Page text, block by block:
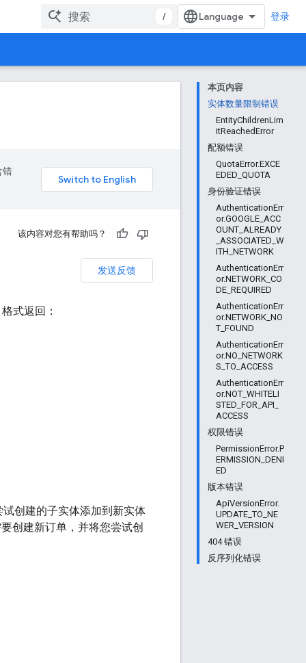
/ 登录
本页内容
实体数量限制错误
EntityChildrenLim
itReachedError
配额错误
QuotaError.EXCE
EDED_QUOTA
身份验证错误
AuthenticationErr
or.GOOGLE_ACC
OUNT_ALREADY
_ASSOCIATED_W
ITH_NETWORK
AuthenticationErr
or.NETWORK_CO
DE_REQUIRED
AuthenticationErr
or.NETWORK_NO
T_FOUND
AuthenticationErr
or.NO_NETWORK
S_TO_ACCESS
AuthenticationErr
or.NOT_WHITELI
STED_FOR_API_
ACCESS
权限错误
PermissionError.P
ERMISSION_DENI
ED
版本错误
ApiVersionError.
UPDATE_TO_NE
WER_VERSION
404 错误
反序列化错误
错
该内容对您有帮助吗？
发送反馈
格式返回：
创建的子实体添加到新实体
要创建新订单，并将您尝试创